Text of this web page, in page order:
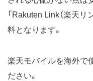
「Rakuten Link（楽天
料となります。
楽天モバイルを海外で
ださい。